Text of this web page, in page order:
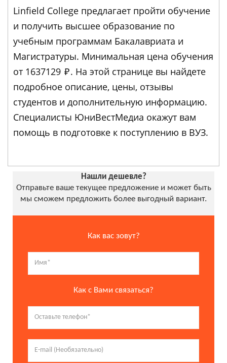
Linfield College предлагает пройти обучение
и получить высшее образование по
учебным программам Бакалавриата и
Магистратуры. Минимальная цена обучения
от 1637129 ₽. На этой странице вы найдете
подробное описание, цены, отзывы
студентов и дополнительную информацию.
Специалисты ЮниВестМедиа окажут вам
помощь в подготовке к поступлению в ВУЗ.
Нашли дешевле?
Отправьте ваше текущее предложение и может быть
мы сможем предложить более выгодный вариант.
Как вас зовут?
Как с Вами связаться?